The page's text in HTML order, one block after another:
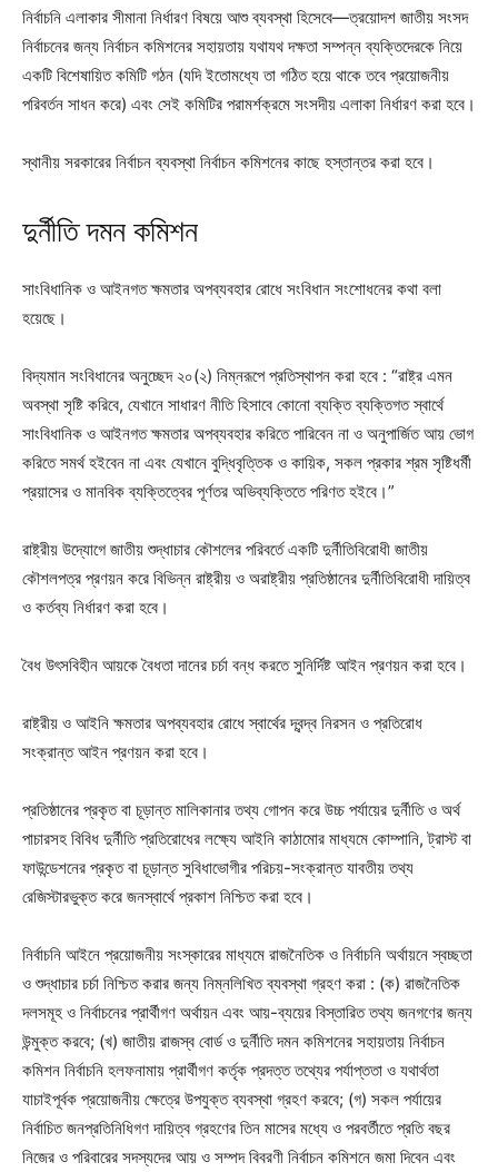
নির্বাচনি এলাকার সীমানা নির্ধারণ বিষয়ে আশু ব্যবস্থা হিসেবে—ত্রয়োদশ জাতীয় সংসদ
নির্বাচনের জন্য নির্বাচন কমিশনের সহায়তায় যথাযথ দক্ষতা সম্পন্ন ব্যক্তিদেরকে নিয়ে
একটি বিশেষায়িত কমিটি গঠন (যদি ইতোমধ্যে তা গঠিত হয়ে থাকে তবে প্রয়োজনীয়
পরিবর্তন সাধন করে) এবং সেই কমিটির পরামর্শক্রমে সংসদীয় এলাকা নির্ধারণ করা হবে।
স্থানীয় সরকারের নির্বাচন ব্যবস্থা নির্বাচন কমিশনের কাছে হস্তান্তর করা হবে।
দুর্নীতি দমন কমিশন
সাংবিধানিক ও আইনগত ক্ষমতার অপব্যবহার রোধে সংবিধান সংশোধনের কথা বলা
হয়েছে।
বিদ্যমান সংবিধানের অনুচ্ছেদ ২০(২) নিম্নরূপে প্রতিস্থাপন করা হবে : “রাষ্ট্র এমন
অবস্থা সৃষ্টি করিবে, যেখানে সাধারণ নীতি হিসাবে কোনো ব্যক্তি ব্যক্তিগত স্বার্থে
সাংবিধানিক ও আইনগত ক্ষমতার অপব্যবহার করিতে পারিবেন না ও অনুপার্জিত আয় ভোগ
করিতে সমর্থ হইবেন না এবং যেখানে বুদ্ধিবৃত্তিক ও কায়িক, সকল প্রকার শ্রম সৃষ্টিধর্মী
প্রয়াসের ও মানবিক ব্যক্তিত্বের পূর্ণতর অভিব্যক্তিতে পরিণত হইবে।”
রাষ্ট্রীয় উদ্যোগে জাতীয় শুদ্ধাচার কৌশলের পরিবর্তে একটি দুর্নীতিবিরোধী জাতীয়
কৌশলপত্র প্রণয়ন করে বিভিন্ন রাষ্ট্রীয় ও অরাষ্ট্রীয় প্রতিষ্ঠানের দুর্নীতিবিরোধী দায়িত্ব
ও কর্তব্য নির্ধারণ করা হবে।
বৈধ উৎসবিহীন আয়কে বৈধতা দানের চর্চা বন্ধ করতে সুনির্দিষ্ট আইন প্রণয়ন করা হবে।
রাষ্ট্রীয় ও আইনি ক্ষমতার অপব্যবহার রোধে স্বার্থের দ্বন্দ্ব নিরসন ও প্রতিরোধ
সংক্রান্ত আইন প্রণয়ন করা হবে।
প্রতিষ্ঠানের প্রকৃত বা চূড়ান্ত মালিকানার তথ্য গোপন করে উচ্চ পর্যায়ের দুর্নীতি ও অর্থ
পাচারসহ বিবিধ দুর্নীতি প্রতিরোধের লক্ষ্যে আইনি কাঠামোর মাধ্যমে কোম্পানি, ট্রাস্ট বা
ফাউন্ডেশনের প্রকৃত বা চূড়ান্ত সুবিধাভোগীর পরিচয়-সংক্রান্ত যাবতীয় তথ্য
রেজিস্টারভুক্ত করে জনস্বার্থে প্রকাশ নিশ্চিত করা হবে।
নির্বাচনি আইনে প্রয়োজনীয় সংস্কারের মাধ্যমে রাজনৈতিক ও নির্বাচনি অর্থায়নে স্বচ্ছতা
ও শুদ্ধাচার চর্চা নিশ্চিত করার জন্য নিম্নলিখিত ব্যবস্থা গ্রহণ করা : (ক) রাজনৈতিক
দলসমূহ ও নির্বাচনের প্রার্থীগণ অর্থায়ন এবং আয়-ব্যয়ের বিস্তারিত তথ্য জনগণের জন্য
উন্মুক্ত করবে; (খ) জাতীয় রাজস্ব বোর্ড ও দুর্নীতি দমন কমিশনের সহায়তায় নির্বাচন
কমিশন নির্বাচনি হলফনামায় প্রার্থীগণ কর্তৃক প্রদত্ত তথ্যের পর্যাপ্ততা ও যথার্থতা
যাচাইপূর্বক প্রয়োজনীয় ক্ষেত্রে উপযুক্ত ব্যবস্থা গ্রহণ করবে; (গ) সকল পর্যায়ের
নির্বাচিত জনপ্রতিনিধিগণ দায়িত্ব গ্রহণের তিন মাসের মধ্যে ও পরবর্তীতে প্রতি বছর
নিজের ও পরিবারের সদস্যদের আয় ও সম্পদ বিবরণী নির্বাচন কমিশনে জমা দিবেন এবং